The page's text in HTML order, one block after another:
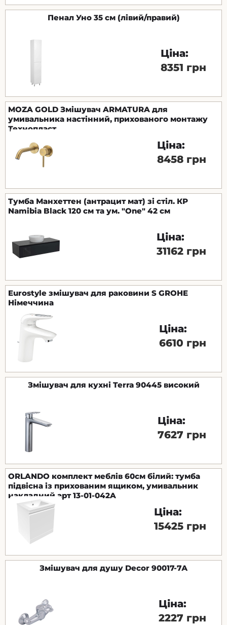
Пенал Уно 35 см (лівий/правий)
Ціна:
8351 грн
MOZA GOLD Змішувач ARMATURA для
умивальника настінний, прихованого монтажу
Технопласт
Ціна:
8458 грн
Тумба Манхеттен (антрацит мат) зі стіл. КР
Namibia Black 120 см та ум. "One" 42 см
Ціна:
31162 грн
Eurostyle змішувач для раковини S GROHE
Німеччина
Ціна:
6610 грн
Змішувач для кухні Terra 90445 високий
Ціна:
7627 грн
ORLANDO комплект меблів 60см білий: тумба
підвісна із прихованим ящиком, умивальник
накладний арт 13-01-042A
Ціна:
15425 грн
Змішувач для душу Decor 90017-7А
Ціна:
2227 грн